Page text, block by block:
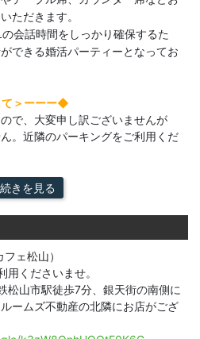
ェ松山）
くださいませ。
松山市駅徒歩7分、銀天街の南側に
ームズ不動産の北隣にお店がござ
ただきます。
会話時間をしっかり確保するた
できる婚活パーティーとなってお
＞ーーー◆
で、大変申し訳ございませんが
。近隣のパーキングをご利用くだ
きを見る